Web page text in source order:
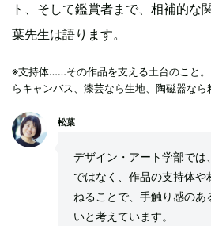
ト、そして鑑賞者まで、相補的な
葉先生は語ります。
※支持体……その作品を支える土台のこと
らキャンバス、漆芸なら生地、陶磁器なら
松葉
デザイン・アート学部では
ではなく、作品の支持体
ねることで、手触り感のあ
いと考えています。